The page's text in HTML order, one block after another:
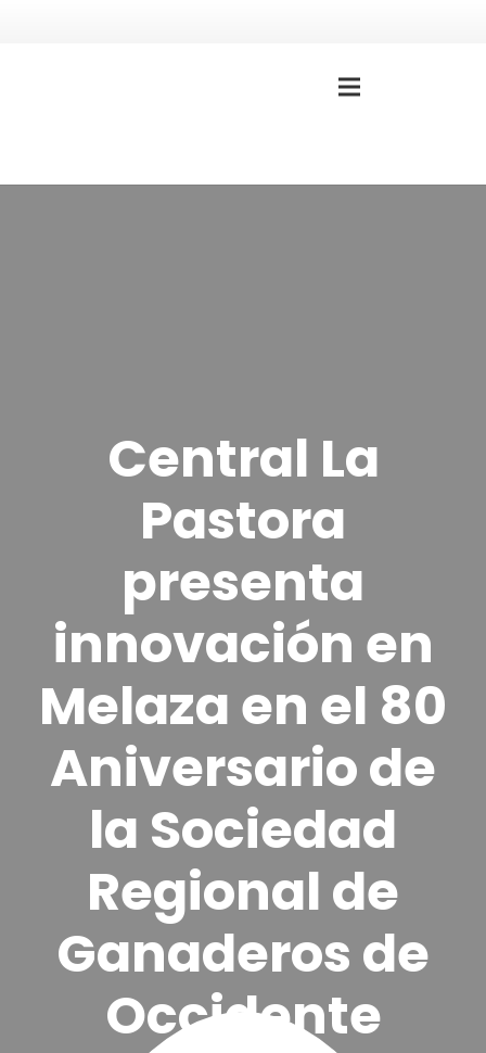
Central La
Pastora
presenta
innovación en
Melaza en el 80
Aniversario de
la Sociedad
Regional de
Ganaderos de
Occidente